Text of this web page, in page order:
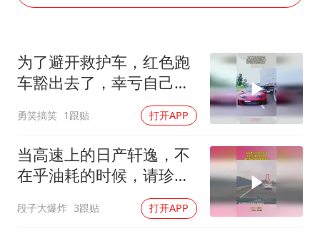
胡彦斌获《歌手2026》歌王
38岁演员求职万岁山NPC成功
夯实基础开新局
为了避开救护车，红色跑
车豁出去了，幸亏自己底
勇笑搞笑 1跟贴 打开APP
当高速上的日产轩逸，不
在乎油耗的时候，请珍惜
段子大爆炸 3跟贴 打开APP